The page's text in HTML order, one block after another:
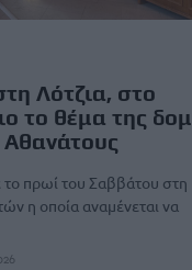
Λότζια, στο
το θέμα της
πρωί του Σαββάτου στη
η οποία αναμένεται να